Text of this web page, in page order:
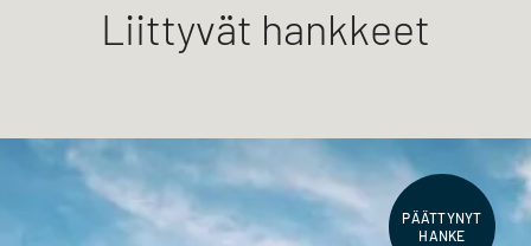
Liittyvät hankkeet
PÄÄTTYNYT
HANKE